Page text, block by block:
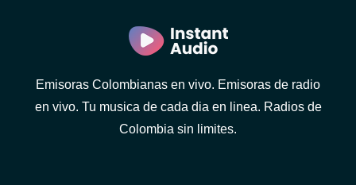
Emisoras Colombianas en vivo. Emisoras de radio
en vivo. Tu musica de cada dia en linea. Radios de
Colombia sin limites.